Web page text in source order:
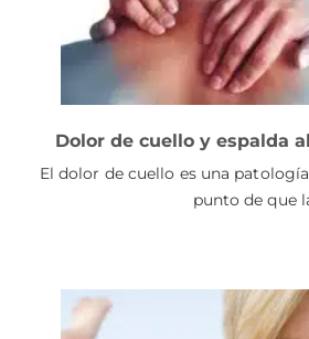
Dolor de cuello y espalda
El dolor de cuello es una
punto de que